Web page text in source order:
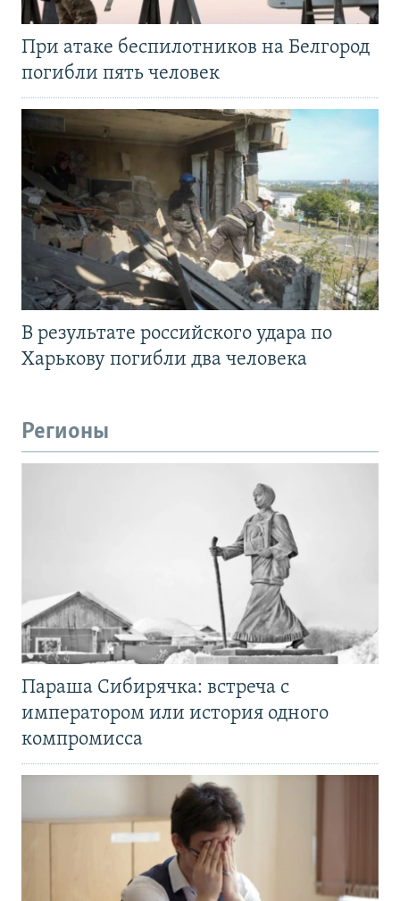
При атаке беспилотников на Белгород
погибли пять человек
В результате российского удара по
Харькову погибли два человека
Регионы
Параша Сибирячка: встреча с
императором или история одного
компромисса